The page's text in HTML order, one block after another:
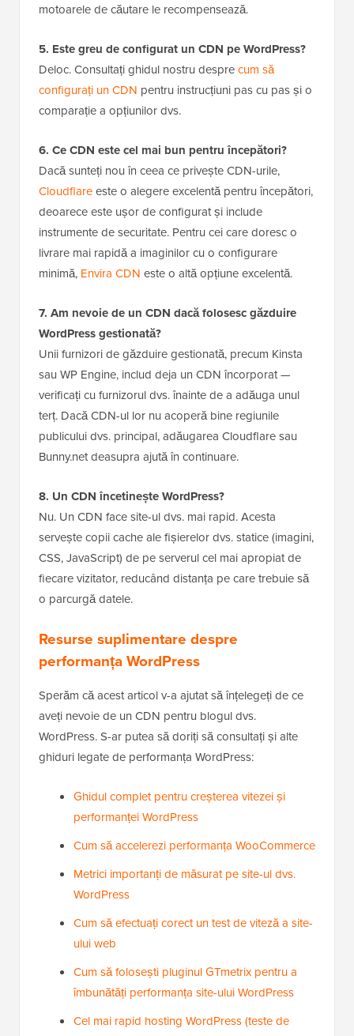
motoarele de căutare le recompensează.
5. Este greu de configurat un CDN pe WordPress?
Deloc. Consultați ghidul nostru desprecum să
configurați un CDN pentru instrucțiuni pas cu pas și o
comparație a opțiunilor dvs.
6. Ce CDN este cel mai bun pentru începători?
Dacă sunteți nou în ceea ce privește CDN-urile,
Cloudflareeste o alegere excelentă pentru începători,
deoarece este ușor de configurat și include
instrumente de securitate. Pentru cei care doresc o
livrare mai rapidă a imaginilor cu o configurare
minimă, Envira CDN este o altă opțiune excelentă.
7. Am nevoie de un CDN dacă folosesc găzduire
WordPress gestionată?
Unii furnizori de găzduire gestionată, precum Kinsta
sau WP Engine, includ deja un CDN încorporat —
verificați cu furnizorul dvs. înainte de a adăuga unul
terț. Dacă CDN-ul lor nu acoperă bine regiunile
publicului dvs. principal, adăugarea Cloudflare sau
Bunny.net deasupra ajută în continuare.
8. Un CDN încetinește WordPress?
Nu. Un CDN face site-ul dvs. mai rapid. Acesta
servește copii cache ale fișierelor dvs. statice (imagini,
CSS, JavaScript) de pe serverul cel mai apropiat de
fiecare vizitator, reducând distanța pe care trebuie să
o parcurgă datele.
Resurse suplimentare despre
performanța WordPress
Sperăm că acest articol v-a ajutat să înțelegeți de ce
aveți nevoie de un CDN pentru blogul dvs.
WordPress. S-ar putea să doriți să consultați și alte
ghiduri legate de performanța WordPress:
Ghidul complet pentru creșterea vitezei și
performanței WordPress
Cum să accelerezi performanța WooCommerce
Metrici importanți de măsurat pe site-ul dvs.
WordPress
Cum să efectuați corect un test de viteză a site-
ului web
Cum să folosești pluginul GTmetrix pentru a
îmbunătăți performanța site-ului WordPress
Cel mai rapid hosting WordPress (teste de